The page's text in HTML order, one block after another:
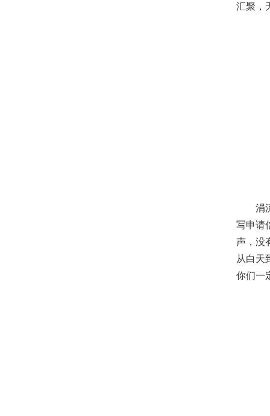
汇聚，
涓流
写申请
声，没
从白天
你们一